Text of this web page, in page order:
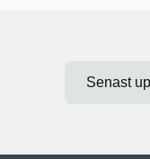
Senast